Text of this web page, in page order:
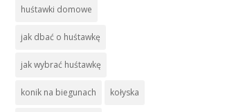
huśtawki domowe
jak dbać o huśtawkę
jak wybrać huśtawkę
konik na biegunach kołyska